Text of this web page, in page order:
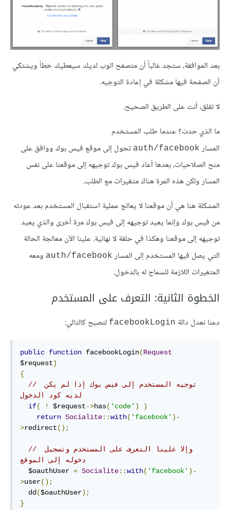
بعد الموافقة، ستجد غالباً أن متصفح الوب لديك سيعطيك خطأ ويشتكي
أن الصفحة فيها مشكلة في إعادة التوجيه.
لا تقلق، أنت على الطريق الصحيح.
ما الذي حدث؟ عندما طلب المستخدم
المسار auth/facebook تحول إلى موقع فيس بوك ووافق على
منح الصلاحيات، بعدها أعاد فيس بوك توجيهه إلى موقعنا على نفس
المسار ولكن هذه المرة هناك متغيرات مع الطلب.
المشكلة هنا هي أن موقعنا لا يعالج عملية استقبال المستخدم بعد عودته
من فيس بوك وإنما يعيد توجيهه إلى فيس بوك مرة أخرى والذي يعيد
توجيهه إلى موقعنا وهكذا في حلقة لا نهائية. علينا الآن معالجة الحالة
التي يصل فيها المستخدم إلى المسار auth/facebook ومعه
المتغيرات اللازمة للسماح له بالدخول.
الخطوة الثانية: التعرف على المستخدم
دعنا نعدل دالة facebookLogin لتصبح كالتالي:
public function facebookLogin(Request
$request)
{
// توجيه المستخدم إلى فيس بوك إذا لم يكن
لديه كود الدخول
if( ! $request->has( 'code' )
)
return Socialite::with( 'facebook' )-
>redirect();
// وإلا علينا التعرف على المستخدم وتسجيل
دخوله إلى الموقع
  $oauthUser
= Socialite::with( 'facebook' )-
>user();
  dd
($oauthUser);
}